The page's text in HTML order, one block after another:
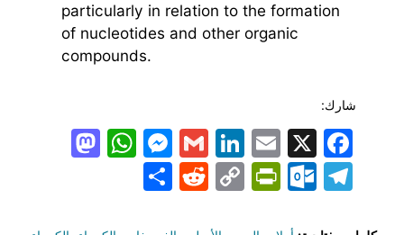
particularly in relation to the formation
of nucleotides and other organic
compounds.
شارك:
Facebook
X
Email
LinkedIn
Gmail
Telegram
Outlook.com
PrintFriendly
Copy
Reddit
Share